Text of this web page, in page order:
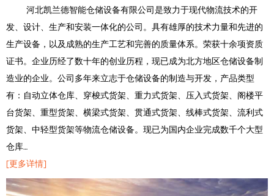
河北凯兰德智能仓储设备有限公司是致力于现代物流技术的开
发、设计、生产和安装一体化的公司。具有雄厚的技术力量和先进的
生产设备，以及成熟的生产工艺和完善的质量体系。荣获十余项资质
证书。企业历经了数十年的创业历程，现已成为北方地区仓储设备制
造业的企业。公司多年来立志于仓储设备的制造与开发，产品类型
有：自动立体仓库、穿梭式货架、重力式货架、压入式货架、阁楼平
台货架、重型货架、横梁式货架、贯通式货架、线棒式货架、流利式
货架、中轻型货架等物流仓储设备。现已为国内企业完成数千个大型
仓库…
[更多详情]